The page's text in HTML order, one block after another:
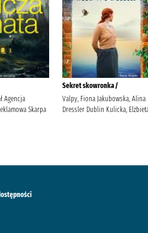
Agencja
Skarpa
Sekret skowronka /
Valpy, Fiona Jakubowska, Alina
Dressler Dublin Kulicka,